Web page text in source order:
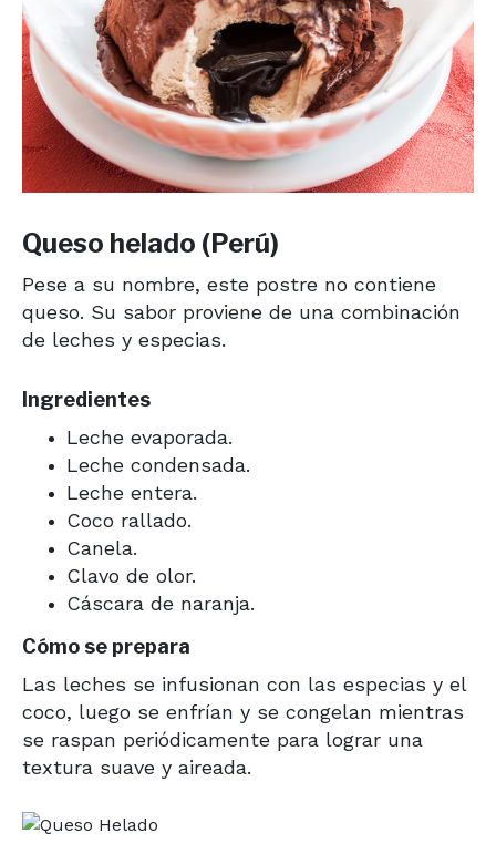
Queso helado (Perú)
Pese a su nombre, este postre no contiene
queso. Su sabor proviene de una combinación
de leches y especias.
Ingredientes
Leche evaporada.
Leche condensada.
Leche entera.
Coco rallado.
Canela.
Clavo de olor.
Cáscara de naranja.
Cómo se prepara
Las leches se infusionan con las especias y el
coco, luego se enfrían y se congelan mientras
se raspan periódicamente para lograr una
textura suave y aireada.